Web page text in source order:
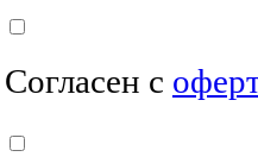
Согласен с